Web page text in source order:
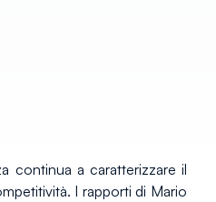
continua a caratterizzare il
I rapporti di Mario